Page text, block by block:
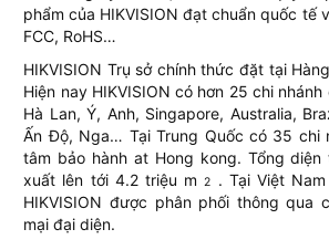
phẩm của HIKVISION đạt chuẩn quốc tế
FCC, RoHS…
HIKVISION Trụ sở chính thức đặt tại
Hiện nay HIKVISION có hơn 25 chi
Hà Lan, Ý, Anh, Singapore, Australia,
Ấn Độ, Nga… Tại Trung Quốc có 35 chi
tâm bảo hành at Hong kong. Tổng
xuất lên tới 4.2 triệu m 2
. Tại Việt
HIKVISION được phân phối thông qua
mại đại diện.